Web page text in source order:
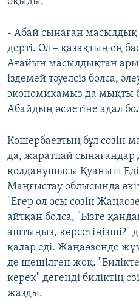
- Абай сынаған масылдық
дерті. Ол – қазақтың ең
Ағайын масылдықтан
іздемей тәуелсіз болса,
экономикамыз да мықты
Абайдың өсиетіне адал
Көшербаевтың бұл сөзін
да, жаратпай сынағандар
қолданушысы Қуаныш
Маңғыстау облысында
"Егер ол осы сөзін
айтқан болса, "Бізге
аштыңыз, көрсетіңізші?"
қалар еді. Жаңаөзенде
де шешілген жоқ.
керек" дегенді биліктің
жазды.